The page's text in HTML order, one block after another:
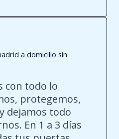
a domicilio sin
con todo lo
protegemos,
dejamos todo
En 1 a 3 días